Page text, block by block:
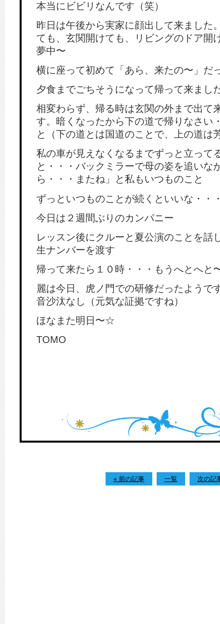
本当にビビリなんです（笑）
昨日は午後から実家に顔出して来まし
ても、玄関開けても、リビングのドア開
夢中〜
横に座って初めて「あら、来たの〜」だ
夕食までごちそうになって帰って来まし
相変わらず、帰る時は玄関の外まで出て
す。暗くなったから下の道で帰りなさい
と（下の道とは国道のことで、上の道は
私の車が見えなくなるまでずっと立って
と・・・バックミラーで母の姿を追いな
ら・・・またね」と私もいつものこと
ずっといつものことが続くといいな・・
今日は２週間ぶりのカンパニー
レッスン後にクルーと夏公演のことを話
生ナンバーを渡す
帰って来たら１０時・・・もうへとへと
麗は今日、虎ノ門での研修だったようで
音沙汰なし（元気な証拠ですね）
ほなまた明日〜☆
TOMO
« 前の記事 一覧 次の記